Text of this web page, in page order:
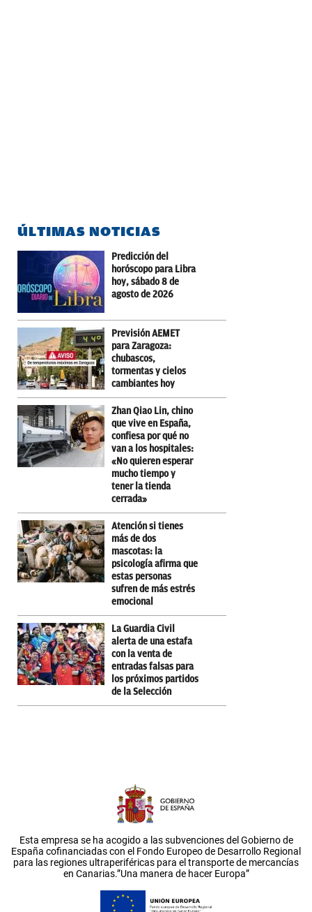
ÚLTIMAS NOTICIAS
Predicción del
horóscopo para Libra
hoy, sábado 8 de
agosto de 2026
Previsión AEMET
para Zaragoza:
chubascos,
tormentas y cielos
cambiantes hoy
Zhan Qiao Lin, chino
que vive en España,
confiesa por qué no
van a los hospitales:
«No quieren esperar
mucho tiempo y
tener la tienda
cerrada»
Atención si tienes
más de dos
mascotas: la
psicología afirma que
estas personas
sufren de más estrés
emocional
La Guardia Civil
alerta de una estafa
con la venta de
entradas falsas para
los próximos partidos
de la Selección
Esta empresa se ha acogido a las subvenciones del Gobierno de
España cofinanciadas con el Fondo Europeo de Desarrollo Regional
para las regiones ultraperiféricas para el transporte de mercancías
en Canarias.”Una manera de hacer Europa”